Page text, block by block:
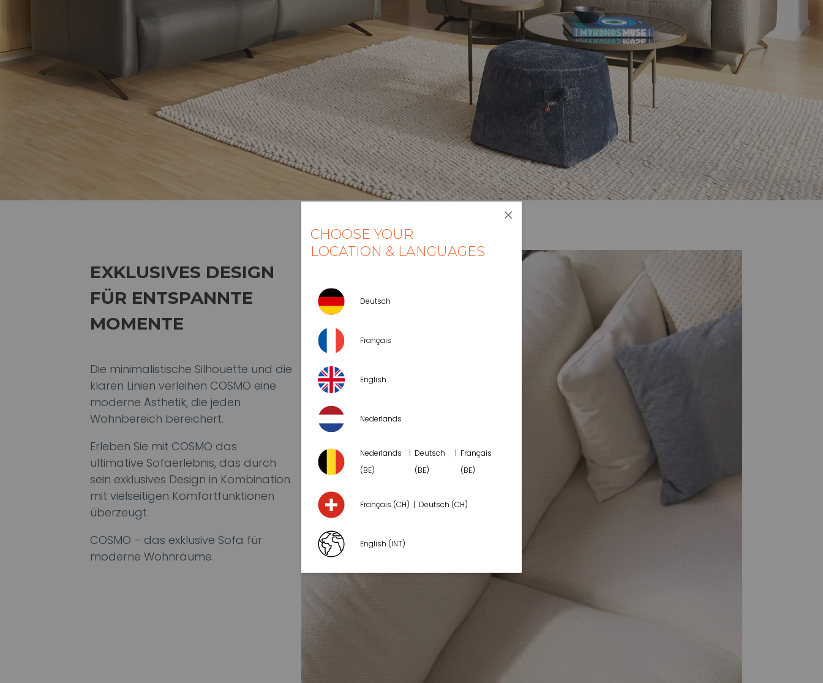
EXKLUSIVES DESIGN
FÜR ENTSPANNTE
MOMENTE
Die minimalistische Silhouette und die
klaren Linien verleihen COSMO eine
moderne Ästhetik, die jeden
Wohnbereich bereichert.
Erleben Sie mit COSMO das
ultimative Sofaerlebnis, das durch
sein exklusives Design in Kombination
mit vielseitigen Komfortfunktionen
überzeugt.
COSMO – das exklusive Sofa für
moderne Wohnräume.
Video-
CHOOSE YOUR
LOCATION & LANGUAGES
Deutsch
Français
English
Nederlands
Nederlands
(BE)
Deutsch
(BE)
Français
(BE)
Français (CH) Deutsch (CH)
English (INT)